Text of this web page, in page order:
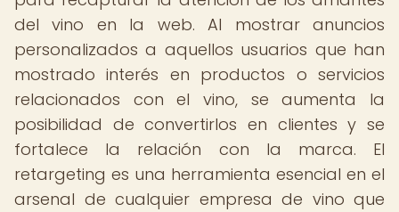
del vino en la web. Al mostrar anuncios
personalizados a aquellos usuarios que han
mostrado interés en productos o servicios
relacionados con el vino, se aumenta la
posibilidad de convertirlos en clientes y se
fortalece la relación con la marca. El
retargeting es una herramienta esencial en el
arsenal de cualquier empresa de vino que